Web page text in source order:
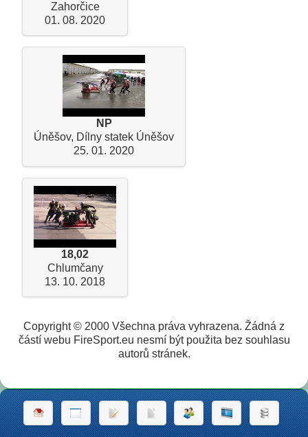
Zahorčice
01. 08. 2020
NP
Úněšov, Dílny statek Úněšov
25. 01. 2020
18,02
Chlumčany
13. 10. 2018
Copyright © 2000 Všechna práva vyhrazena. Žádná z
částí webu FireSport.eu nesmí být použita bez souhlasu
autorů stránek.